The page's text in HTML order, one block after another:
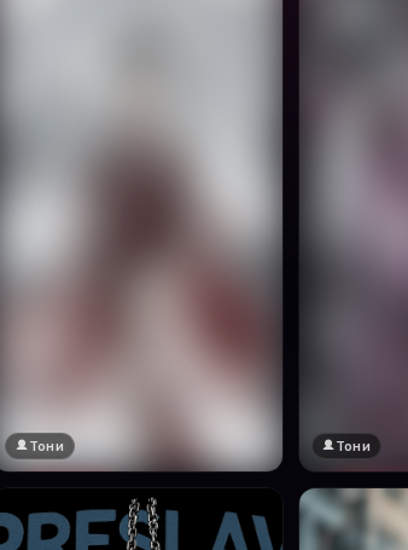
🔞 18+
Натисни за преглед
Тони
🔞 18+
Натисни за
Тони